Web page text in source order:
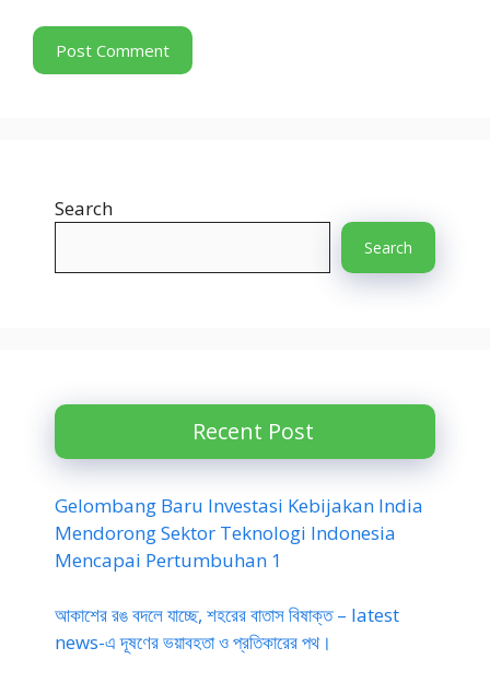
Search
Search
Recent Post
Gelombang Baru Investasi Kebijakan India
Mendorong Sektor Teknologi Indonesia
Mencapai Pertumbuhan 1
আকাশের রঙ বদলে যাচ্ছে, শহরের বাতাস বিষাক্ত – latest
news-এ দূষণের ভয়াবহতা ও প্রতিকারের পথ।